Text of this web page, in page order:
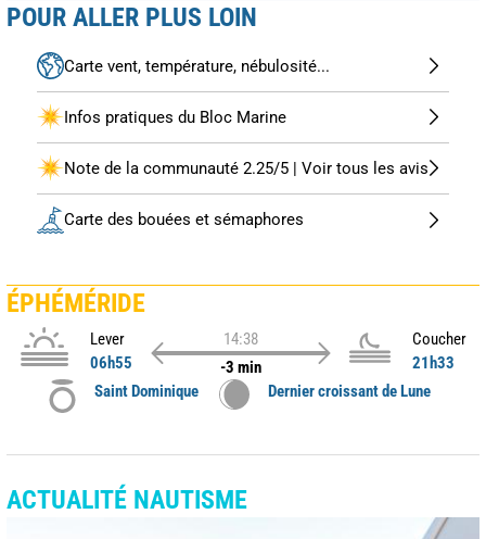
POUR ALLER PLUS LOIN
Carte vent, température, nébulosité...
Infos pratiques du Bloc Marine
Note de la communauté 2.25/5 | Voir tous les avis
Carte des bouées et sémaphores
ÉPHÉMÉRIDE
Lever
06h55
14:38
-3 min
Coucher
21h33
Saint Dominique
Dernier croissant de Lune
ACTUALITÉ NAUTISME